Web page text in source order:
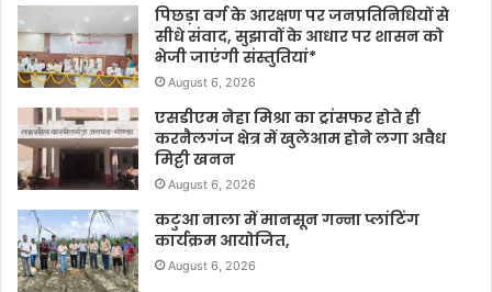
पिछड़ा वर्ग के आरक्षण पर जनप्रतिनिधियों से
सीधे संवाद, सुझावों के आधार पर शासन को
भेजी जाएंगी संस्तुतियां*
August 6, 2026
एसडीएम नेहा मिश्रा का ट्रांसफर होते ही
करनैलगंज क्षेत्र में खुलेआम होने लगा अवैध
मिट्टी खनन
August 6, 2026
कटुआ नाला में मानसून गन्ना प्लांटिंग
कार्यक्रम आयोजित,
August 6, 2026